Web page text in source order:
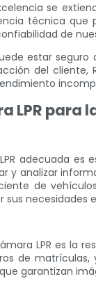
se
técnica
de
estar
del cliente,
LPR para
adecuada
y analizar
de
sus necesidades
LPR es la
de
garantizan